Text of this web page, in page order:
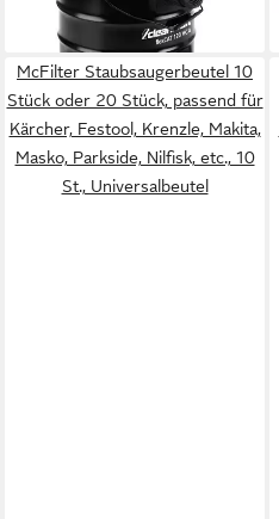
McFilter Staubsaugerbeutel 10
Stück oder 20 Stück, passend für
Kärcher, Festool, Krenzle, Makita,
Masko, Parkside, Nilfisk, etc., 10
St., Universalbeutel